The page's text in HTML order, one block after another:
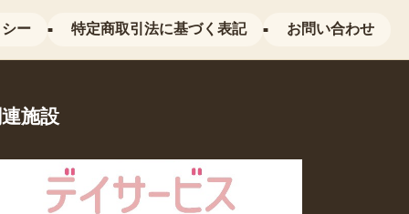
ー 特定商取引法に基づく表記 お問い合わせ
施設